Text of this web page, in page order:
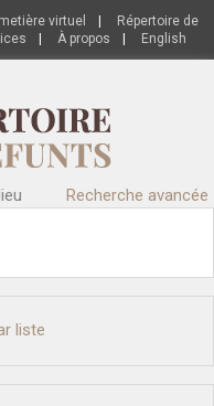
virtuel
Répertoire de
À propos English
Recherche avancée
liste